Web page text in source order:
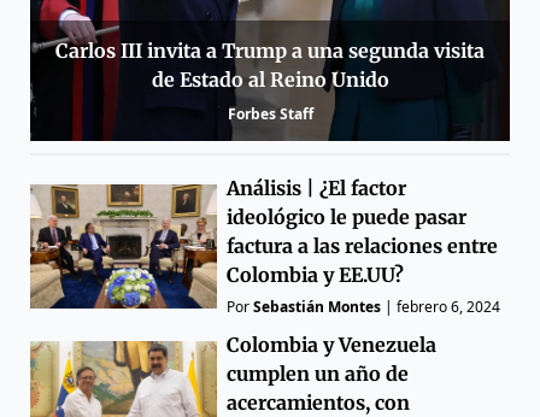
Carlos III invita a Trump a una segunda visita
de Estado al Reino Unido
Forbes Staff
Análisis | ¿El factor
ideológico le puede pasar
factura a las relaciones entre
Colombia y EE.UU?
PorSebastián Montes |febrero 6, 2024
Colombia y Venezuela
cumplen un año de
acercamientos, con